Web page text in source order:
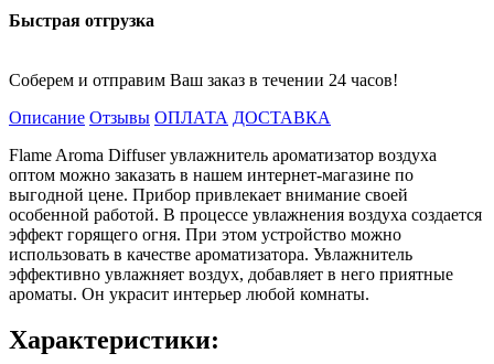
Быстрая отгрузка
Соберем и отправим Ваш заказ в течении 24 часов!
Описание Отзывы ОПЛАТА ДОСТАВКА
Flame Aroma Diffuser увлажнитель ароматизатор воздуха
оптом можно заказать в нашем интернет-магазине по
выгодной цене. Прибор привлекает внимание своей
особенной работой. В процессе увлажнения воздуха создается
эффект горящего огня. При этом устройство можно
использовать в качестве ароматизатора. Увлажнитель
эффективно увлажняет воздух, добавляет в него приятные
ароматы. Он украсит интерьер любой комнаты.
Характеристики: